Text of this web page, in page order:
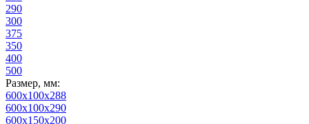
290
300
375
350
400
500
Размер, мм:
600x100x288
600x100x290
600x150x200